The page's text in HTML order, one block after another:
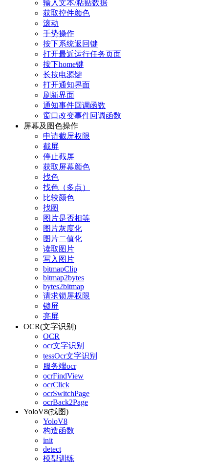
输入文本/粘贴数据
获取控件颜色
滚动
手势操作
按下系统返回键
打开最近运行任务页面
按下home键
长按电源键
打开通知界面
刷新界面
通知事件回调函数
窗口改变事件回调函数
屏幕及图色操作
申请截屏权限
截屏
停止截屏
获取屏幕颜色
找色
找色（多点）
比较颜色
找图
图片是否相等
图片灰度化
图片二值化
读取图片
写入图片
bitmapClip
bitmap2bytes
bytes2bitmap
请求锁屏权限
锁屏
亮屏
OCR(文字识别)
OCR
ocr文字识别
tessOcr文字识别
服务端ocr
ocrFindView
ocrClick
ocrSwitchPage
ocrBack2Page
YoloV8(找图)
YoloV8
构造函数
init
detect
模型训练